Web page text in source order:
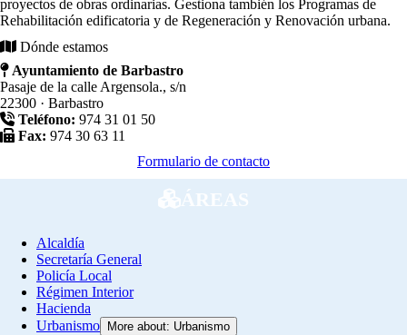
proyectos de obras ordinarias. Gestiona también los Programas de
Rehabilitación edificatoria y de Regeneración y Renovación urbana.
Dónde estamos
Ayuntamiento de Barbastro
Pasaje de la calle Argensola., s/n
22300 · Barbastro
Teléfono: 974 31 01 50
Fax: 974 30 63 11
Formulario de contacto
ÁREAS
Alcaldía
Secretaría General
Policía Local
Régimen Interior
Hacienda
Urbanismo
More about: Urbanismo